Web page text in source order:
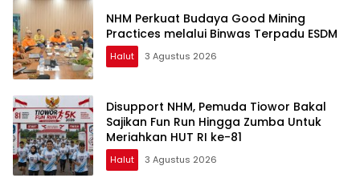
NHM Perkuat Budaya Good Mining
Practices melalui Binwas Terpadu ESDM
Halut 3 Agustus 2026
Disupport NHM, Pemuda Tiowor Bakal
Sajikan Fun Run Hingga Zumba Untuk
Meriahkan HUT RI ke-81
Halut 3 Agustus 2026